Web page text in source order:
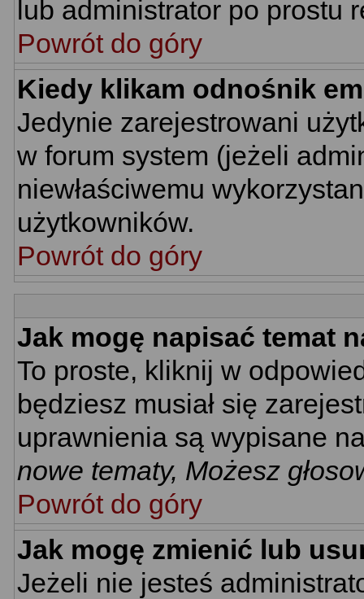
lub administrator po prostu
Powrót do góry
Kiedy klikam odnośnik
Jedynie zarejestrowani
w forum system (jeżeli
niewłaściwemu
użytkowników.
Powrót do góry
Jak mogę napisać temat
To proste, kliknij w
będziesz musiał się
uprawnienia są wypisane
nowe tematy, Możesz
Powrót do góry
Jak mogę zmienić lub
Jeżeli nie jesteś